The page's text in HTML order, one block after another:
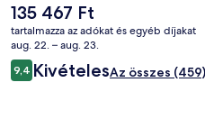
A
jelenlegi
ár
135 467 Ft
135 467 Ft
tartalmazza az adókat és egyéb díjakat
aug. 22. – aug. 23.
Értékelések
9,49,4 ennyiből: 10
KivételesAz összes